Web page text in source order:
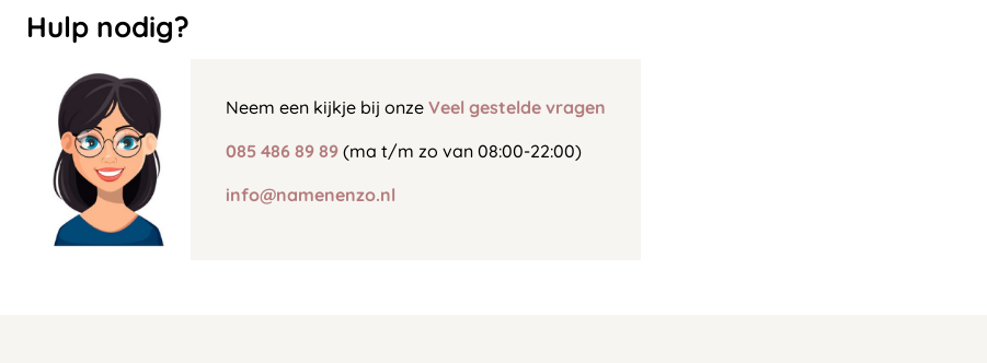
Hulp nodig?
Neem een kijkje bij onze Veel gestelde vragen
085 486 89 89 (ma t/m zo van 08:00-22:00)
info@namenenzo.nl